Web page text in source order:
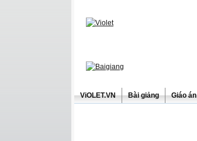
ViOLET.VN Bài giảng Giáo án